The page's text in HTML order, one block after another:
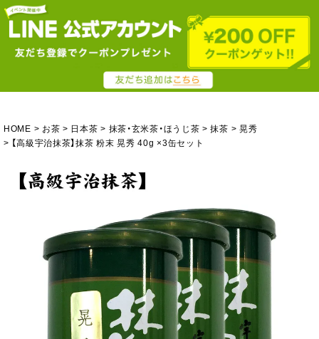
HOME お茶 日本茶 抹茶・玄米茶・ほうじ茶 抹茶
晃秀
【高級宇治抹茶】抹茶 粉末 晃秀 40g ×3缶セット